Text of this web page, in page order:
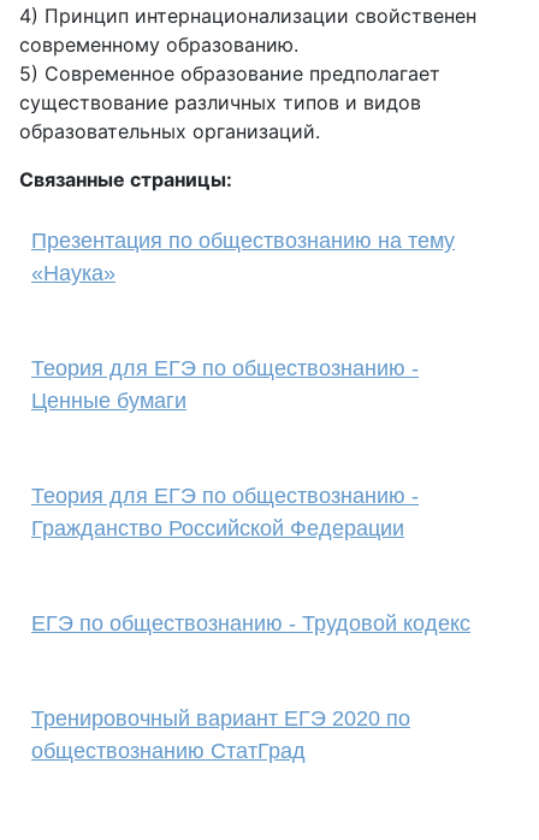
4) Принцип интернационализации свойственен
современному образованию.
5) Современное образование предполагает
существование различных типов и видов
образовательных организаций.
Связанные страницы:
Презентация по обществознанию на тему
«Наука»
Теория для ЕГЭ по обществознанию -
Ценные бумаги
Теория для ЕГЭ по обществознанию -
Гражданство Российской Федерации
ЕГЭ по обществознанию - Трудовой кодекс
Тренировочный вариант ЕГЭ 2020 по
обществознанию СтатГрад